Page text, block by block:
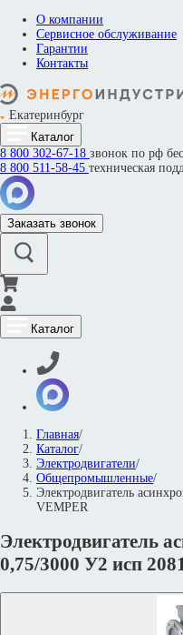
О компании
Сервисное обслуживание
Гарантии
Контакты
Екатеринбург
Каталог
8 800 302-67-18 звонок по рф
8 800 511-58-45 техническая
Заказать звонок
Каталог
Главная/
Каталог/
Электродвигатели/
Общепромышленные/
Электродвигатель
VEMPER
Электродвигатель
0,75/3000 У2 исп